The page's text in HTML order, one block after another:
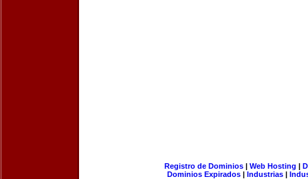
Registro de Dominios| Web Hosting |
Dominios Expirados | Industrias |